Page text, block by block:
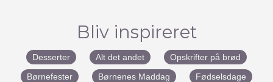
Bliv inspireret
Desserter Alt det andet
Opskrifter på brød
Børnefester
Børnenes Maddag
Fødselsdage